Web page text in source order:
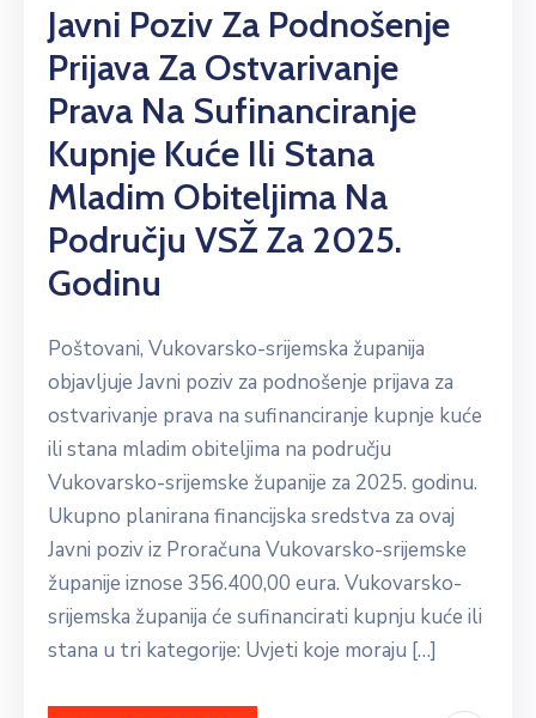
Javni Poziv Za Podnošenje
Prijava Za Ostvarivanje
Prava Na Sufinanciranje
Kupnje Kuće Ili Stana
Mladim Obiteljima Na
Području VSŽ Za 2025.
Godinu
Poštovani, Vukovarsko-srijemska županija
objavljuje Javni poziv za podnošenje prijava za
ostvarivanje prava na sufinanciranje kupnje kuće
ili stana mladim obiteljima na području
Vukovarsko-srijemske županije za 2025. godinu.
Ukupno planirana financijska sredstva za ovaj
Javni poziv iz Proračuna Vukovarsko-srijemske
županije iznose 356.400,00 eura. Vukovarsko-
srijemska županija će sufinancirati kupnju kuće ili
stana u tri kategorije: Uvjeti koje moraju […]